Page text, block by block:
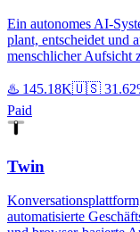
Ein autonomes AI-
plant, entscheidet und
menschlicher Aufsicht
♨️ 145.18K🇺🇸
Paid
Twin
automatisierte